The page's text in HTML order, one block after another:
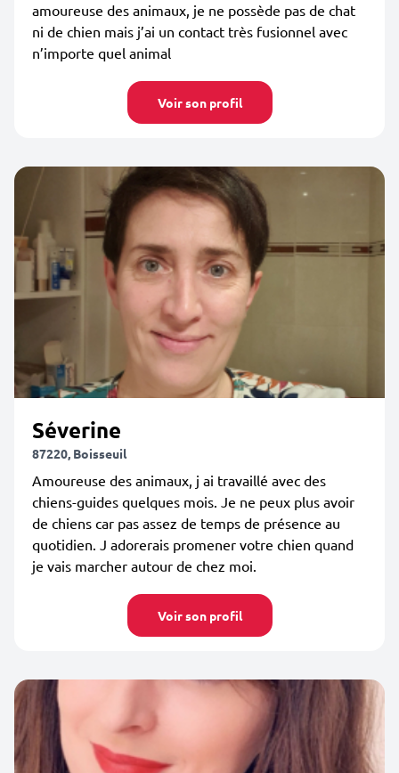
amoureuse des animaux, je ne possède pas de chat
ni de chien mais j’ai un contact très fusionnel avec
n’importe quel animal
Voir son profil
Séverine
87220, Boisseuil
Amoureuse des animaux, j ai travaillé avec des
chiens-guides quelques mois. Je ne peux plus avoir
de chiens car pas assez de temps de présence au
quotidien. J adorerais promener votre chien quand
je vais marcher autour de chez moi.
Voir son profil